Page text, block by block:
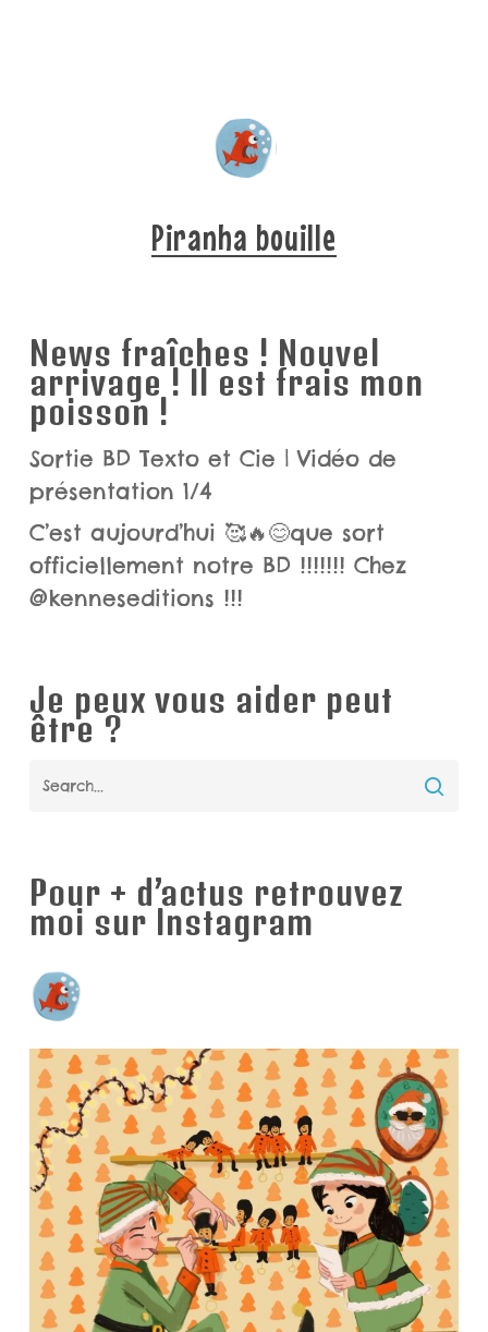
Piranha bouille
News fraîches ! Nouvel
arrivage ! Il est frais mon
poisson !
Sortie BD Texto et Cie | Vidéo de
présentation 1/4
C’est aujourd’hui 🥰🔥😊que sort
officiellement notre BD !!!!!!! Chez
@kenneseditions !!!
Je peux vous aider peut
être ?
Pour + d’actus retrouvez
moi sur Instagram